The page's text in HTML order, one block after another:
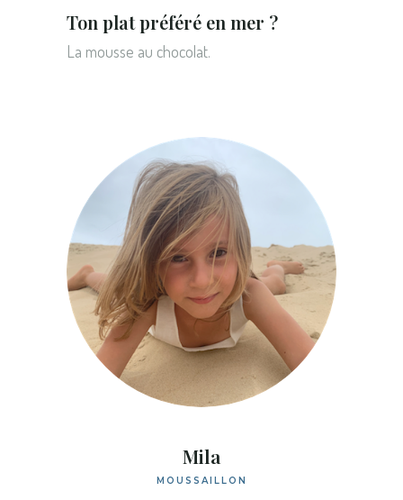
Ton plat préféré en mer ?
La mousse au chocolat.
Mila
MOUSSAILLON